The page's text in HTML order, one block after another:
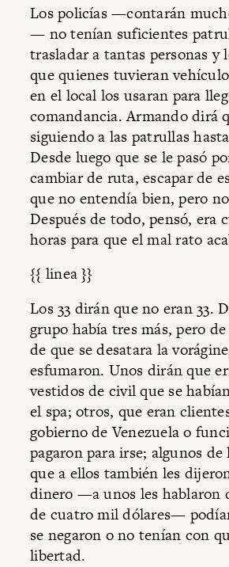
Los policías —contarán
— no tenían suficientes
trasladar a tantas personas y
que quienes tuvieran
en el local los usaran para
comandancia. Armando dirá
siguiendo a las patrullas
Desde luego que se le pasó
cambiar de ruta, escapar de
que no entendía bien, pero
Después de todo, pensó, era
horas para que el mal rato
{{ linea }}
Los 33 dirán que no eran 33.
grupo había tres más, pero
de que se desatara la
esfumaron. Unos dirán que
vestidos de civil que se
el spa; otros, que eran
gobierno de Venezuela o
pagaron para irse; algunos de
que a ellos también les
dinero —a unos les hablaron
de cuatro mil dólares—
se negaron o no tenían con
libertad.